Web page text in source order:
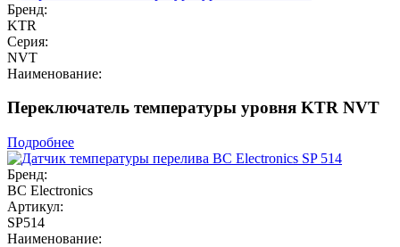
Бренд:
KTR
Серия:
NVT
Наименование:
Переключатель температуры уровня KTR NVT
Подробнее
Бренд:
BC Electronics
Артикул:
SP514
Наименование: